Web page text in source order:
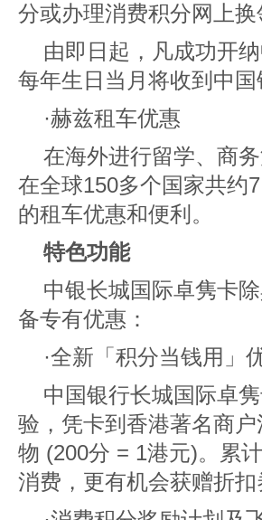
分或办理消费积分网上换
由即日起，凡成功开
每年生日当月将收到中
·赫兹租车优惠
在海外进行留学、商
在全球150多个国家共约
的租车优惠和便利。
特色功能
中银长城国际卓隽卡
备专有优惠：
·全新「积分当钱用」
中国银行长城国际卓
验，凭卡到香港著名商
物 (200分 = 1港元)。累
消费，更有机会获赠折